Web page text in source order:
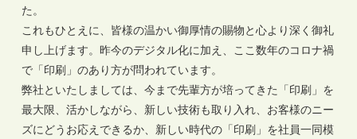
た。
これもひとえに、皆様の温かい御厚情の賜物と心より深く御礼
申し上げます。昨今のデジタル化に加え、ここ数年のコロナ禍
で「印刷」のあり方が問われています。
弊社といたしましては、今まで先輩方が培ってきた「印刷」を
最大限、活かしながら、新しい技術も取り入れ、お客様のニー
ズにどうお応えできるか、新しい時代の「印刷」を社員一同模